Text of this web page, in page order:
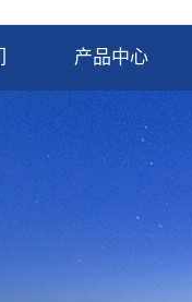
产品中心